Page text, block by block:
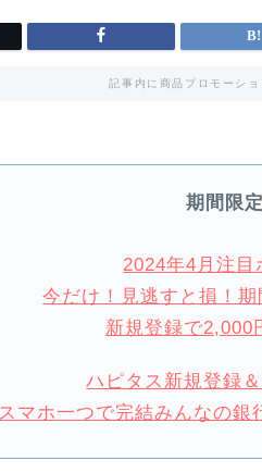
記事内に商品プロモーシ
期間限
2024年4月注目
今だけ！見逃すと損！
新規登録で2,000
ハピタス新規登録
スマホ一つで完結みんなの銀